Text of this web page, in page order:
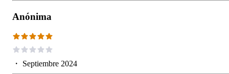
Anónima
・ Septiembre 2024